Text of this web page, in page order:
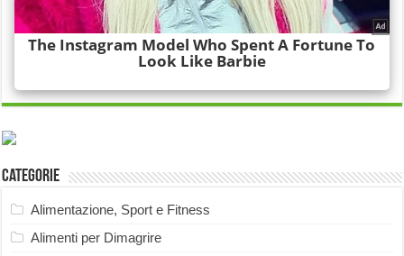
Categorie
Alimentazione, Sport e Fitness
Alimenti per Dimagrire